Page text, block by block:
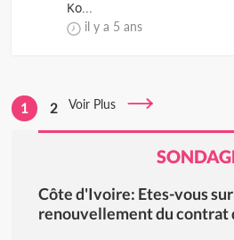
Ko...
il y a 5 ans
1 2 Voir Plus
Côte d'Ivoire: Etes-vous
renouvellement du contrat